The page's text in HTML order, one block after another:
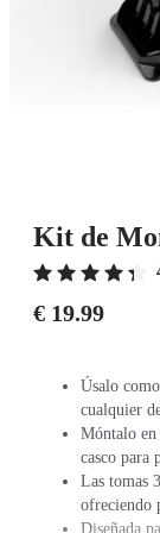
Kit de
€ 19.99
Úsalo
cualquier
Móntalo en
casco para
Las tomas
ofreciendo
Diseñada